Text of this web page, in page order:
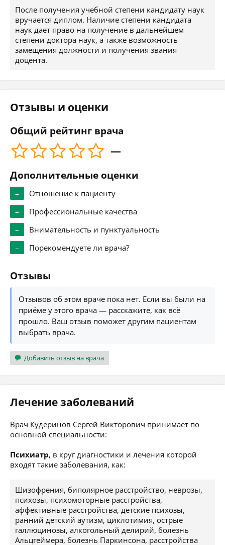
После получения учебной степени кандидату наук
вручается диплом. Наличие степени кандидата
наук дает право на получение в дальнейшем
степени доктора наук, а также возможность
замещения должности и получения звания
доцента.
Отзывы и оценки
Общий рейтинг врача
—
Дополнительные оценки
–
Отношение к пациенту
–
Профессиональные качества
–
Внимательность и пунктуальность
–
Порекомендуете ли врача?
Отзывы
Отзывов об этом враче пока нет. Если вы были на
приёме у этого врача — расскажите, как всё
прошло. Ваш отзыв поможет другим пациентам
выбрать врача.
Добавить отзыв на врача
Лечение заболеваний
Врач Кудеринов Сергей Викторович принимает по
основной специальности:
Психиатр, в круг диагностики и лечения которой
входят такие заболевания, как:
Шизофрения, биполярное расстройство, неврозы,
психозы, психомоторные расстройства,
аффективные расстройства, детские психозы,
ранний детский аутизм, циклотимия, острые
галлюцинозы, алкогольный делирий, болезнь
Альцгеймера, болезнь Паркинсона, расстройства